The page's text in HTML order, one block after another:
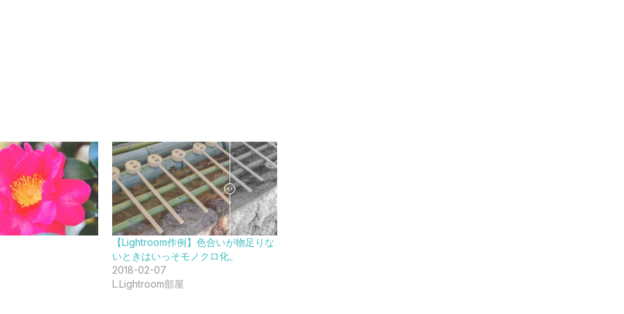
【Lightroom作例】色合いが物足りな
いときはいっそモノクロ化。
2018-02-07
L.Lightroom部屋